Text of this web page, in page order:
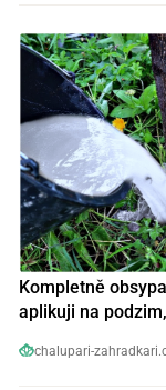
Kompletně
aplikuji na
chalupari-